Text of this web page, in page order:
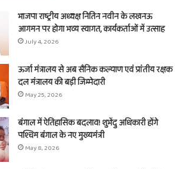
भाजपा राष्ट्रीय अध्यक्ष नितिन नवीन के लखनऊ
आगमन पर होगा भव्य स्वागत, कार्यकर्ताओं में उत्साह
July 4, 2026
ऊर्जा मंत्रालय से अब सैनिक कल्याण एवं प्रांतीय रक्षक
दल मंत्रालय की बड़ी जिम्मेदारी
May 25, 2026
बंगाल में ऐतिहासिक बदलाव! शुभेंदु अधिकारी होंगे
पश्चिम बंगाल के नए मुख्यमंत्री
May 8, 2026